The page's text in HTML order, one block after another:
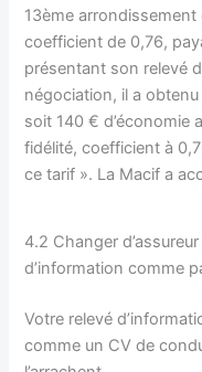
13ème
coefficient de 0,76,
présentant son relevé
négociation, il a
soit 140 € d’économie
fidélité, coefficient à
ce tarif ». La Macif a
4.2 Changer
d’information comme
Votre relevé
comme un CV de